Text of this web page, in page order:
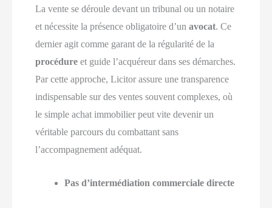
La vente se déroule devant un tribunal ou un notaire
et nécessite la présence obligatoire d’unavocat. Ce
dernier agit comme garant de la régularité de la
procédure et guide l’acquéreur dans ses démarches.
Par cette approche, Licitor assure une transparence
indispensable sur des ventes souvent complexes, où
le simple achat immobilier peut vite devenir un
véritable parcours du combattant sans
l’accompagnement adéquat.
Pas d’intermédiation commerciale directe